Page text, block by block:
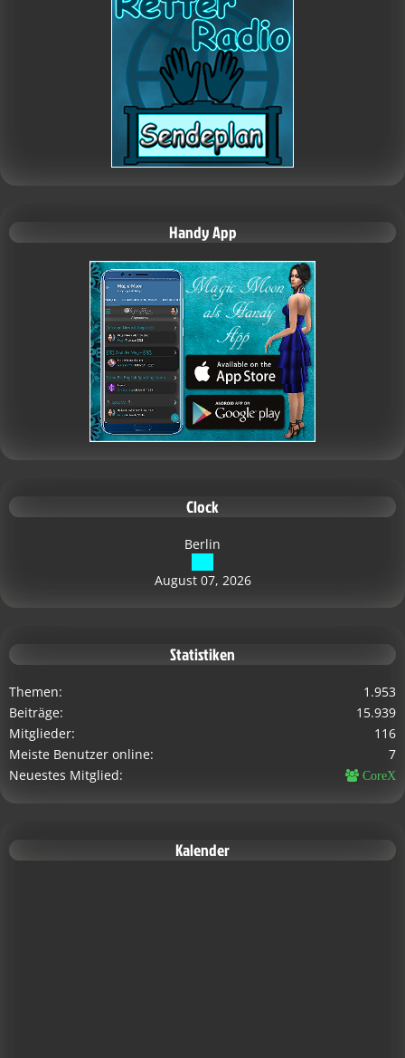
Handy App
Clock
Berlin
August 07, 2026
Statistiken
Themen
1.953
Beiträge
15.939
Mitglieder
116
Meiste Benutzer online
7
Neuestes Mitglied
CoreX
Kalender